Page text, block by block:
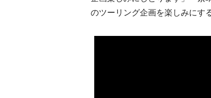
のツーリング企画を楽しみにす